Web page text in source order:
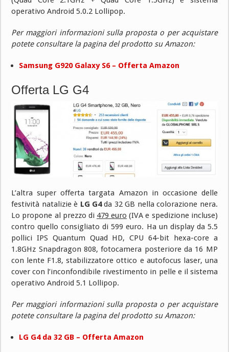
operativo Android 5.0.2 Lollipop.
Per maggiori informazioni sulla proposta o per acquistare
potete consultare la pagina del prodotto su Amazon:
Samsung G920 Galaxy S6 – Offerta Amazon
Offerta LG G4
L’altra super offerta targata Amazon in occasione delle
festività natalizie è LG G4da 32 GB nella colorazione nera.
Lo propone al prezzo di 479 euro (IVA e spedizione incluse)
contro quello consigliato di 599 euro. Ha un display da 5.5
pollici IPS Quantum Quad HD, CPU 64-bit hexa-core a
1.8GHz Snapdragon 808, fotocamera posteriore da 16 MP
con lente F1.8, stabilizzatore ottico e autofocus laser, una
cover con l’inconfondibile rivestimento in pelle e il sistema
operativo Android 5.1 Lollipop.
Per maggiori informazioni sulla proposta o per acquistare
potete consultare la pagina del prodotto su Amazon:
LG G4 da 32 GB – Offerta Amazon